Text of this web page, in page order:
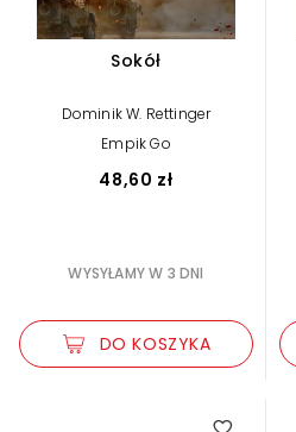
Sokół
Dominik W. Rettinger
Empik Go
48,60 zł
WYSYŁAMY W 3 DNI
DO KOSZYKA